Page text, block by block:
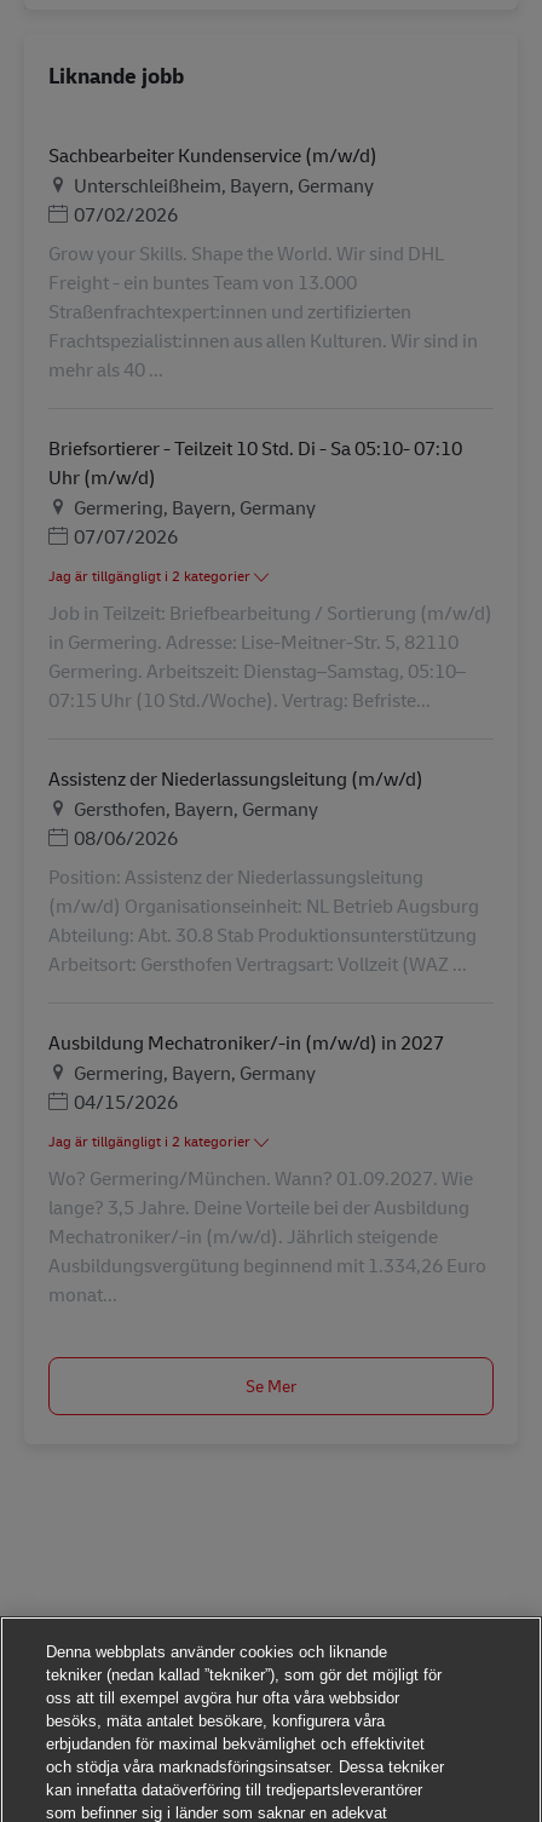
Liknande jobb
Sachbearbeiter Kundenservice (m/w/d)
PlatsUnterschleißheim, Bayern, Germany
Posted Date
07/02/2026
Grow your Skills. Shape the World. Wir sind DHL
Freight - ein buntes Team von 13.000
Straßenfrachtexpert:innen und zertifizierten
Frachtspezialist:innen aus allen Kulturen. Wir sind in
mehr als 40 ...
Briefsortierer - Teilzeit 10 Std. Di - Sa 05:10- 07:10
Uhr (m/w/d)
PlatsGermering, Bayern, Germany
Posted Date
07/07/2026
Jag är tillgängligt i 2 kategorier
Job in Teilzeit: Briefbearbeitung / Sortierung (m/w/d)
in Germering. Adresse: Lise-Meitner-Str. 5, 82110
Germering. Arbeitszeit: Dienstag–Samstag, 05:10–
07:15 Uhr (10 Std./Woche). Vertrag: Befriste...
Assistenz der Niederlassungsleitung (m/w/d)
PlatsGersthofen, Bayern, Germany
Posted Date
08/06/2026
Position: Assistenz der Niederlassungsleitung
(m/w/d) Organisationseinheit: NL Betrieb Augsburg
Abteilung: Abt. 30.8 Stab Produktionsunterstützung
Arbeitsort: Gersthofen Vertragsart: Vollzeit (WAZ ...
Ausbildung Mechatroniker/-in (m/w/d) in 2027
PlatsGermering, Bayern, Germany
Posted Date
04/15/2026
Jag är tillgängligt i 2 kategorier
Wo? Germering/München. Wann? 01.09.2027. Wie
lange? 3,5 Jahre. Deine Vorteile bei der Ausbildung
Mechatroniker/-in (m/w/d). Jährlich steigende
Ausbildungsvergütung beginnend mit 1.334,26 Euro
monat...
Se Mer
Denna webbplats använder cookies och liknande
tekniker (nedan kallad ”tekniker”), som gör det möjligt för
oss att till exempel avgöra hur ofta våra webbsidor
besöks, mäta antalet besökare, konfigurera våra
erbjudanden för maximal bekvämlighet och effektivitet
och stödja våra marknadsföringsinsatser. Dessa tekniker
kan innefatta dataöverföring till tredjepartsleverantörer
som befinner sig i länder som saknar en adekvat